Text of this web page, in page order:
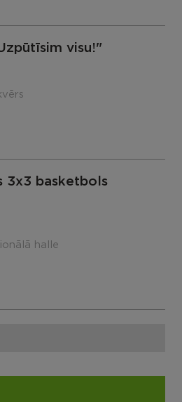
visu!"
3x3 basketbols
halle